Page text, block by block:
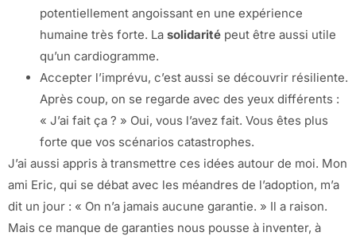
potentiellement angoissant en une expérience
humaine très forte. La solidarité peut être aussi utile
qu’un cardiogramme.
Accepter l’imprévu, c’est aussi se découvrir résiliente.
Après coup, on se regarde avec des yeux différents :
« J’ai fait ça ? » Oui, vous l’avez fait. Vous êtes plus
forte que vos scénarios catastrophes.
J’ai aussi appris à transmettre ces idées autour de moi. Mon
ami Eric, qui se débat avec les méandres de l’adoption, m’a
dit un jour : « On n’a jamais aucune garantie. » Il a raison.
Mais ce manque de garanties nous pousse à inventer, à